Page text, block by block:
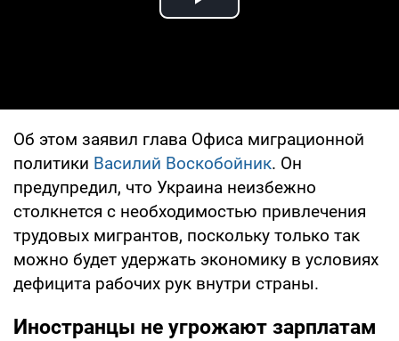
Play Video
Об этом заявил глава Офиса миграционной
политики Василий Воскобойник. Он
предупредил, что Украина неизбежно
столкнется с необходимостью привлечения
трудовых мигрантов, поскольку только так
можно будет удержать экономику в условиях
дефицита рабочих рук внутри страны.
Иностранцы не угрожают зарплатам